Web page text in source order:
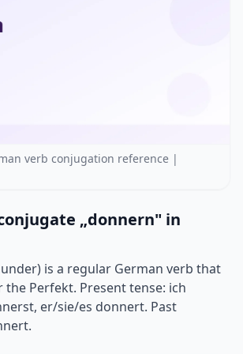
verb conjugation reference |
„donnern" in
is a regular German verb that
the Perfekt. Present tense: ich
er/sie/es donnert. Past